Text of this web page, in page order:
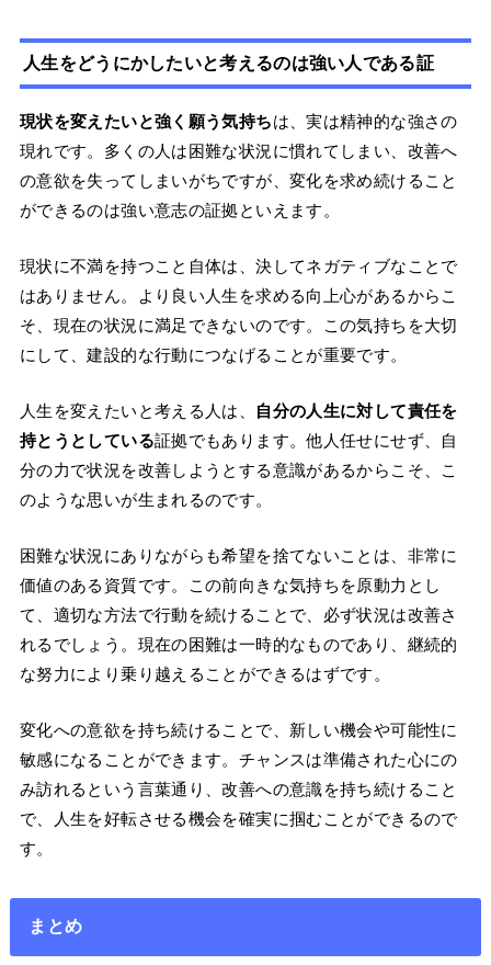
人生をどうにかしたいと考えるのは強い人である証
現状を変えたいと強く願う気持ちは、実は精神的な強さの
現れです。多くの人は困難な状況に慣れてしまい、改善へ
の意欲を失ってしまいがちですが、変化を求め続けること
ができるのは強い意志の証拠といえます。
現状に不満を持つこと自体は、決してネガティブなことで
はありません。より良い人生を求める向上心があるからこ
そ、現在の状況に満足できないのです。この気持ちを大切
にして、建設的な行動につなげることが重要です。
人生を変えたいと考える人は、
自分の人生に対して責任を
持とうとしている証拠でもあります。他人任せにせず、自
分の力で状況を改善しようとする意識があるからこそ、こ
のような思いが生まれるのです。
困難な状況にありながらも希望を捨てないことは、非常に
価値のある資質です。この前向きな気持ちを原動力とし
て、適切な方法で行動を続けることで、必ず状況は改善さ
れるでしょう。現在の困難は一時的なものであり、継続的
な努力により乗り越えることができるはずです。
変化への意欲を持ち続けることで、新しい機会や可能性に
敏感になることができます。チャンスは準備された心にの
み訪れるという言葉通り、改善への意識を持ち続けること
で、人生を好転させる機会を確実に掴むことができるので
す。
まとめ